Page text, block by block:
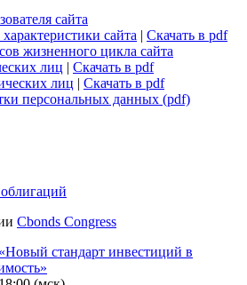
сайта
сайта | Скачать в pdf
жизненного цикла сайта
лиц | Скачать в pdf
лиц | Скачать в pdf
персональных данных (pdf)
Cbonds Congress
стандарт инвестиций в